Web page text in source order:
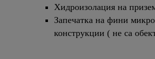
Хидроизолация на
Запечатка на фини
конструкции ( не са